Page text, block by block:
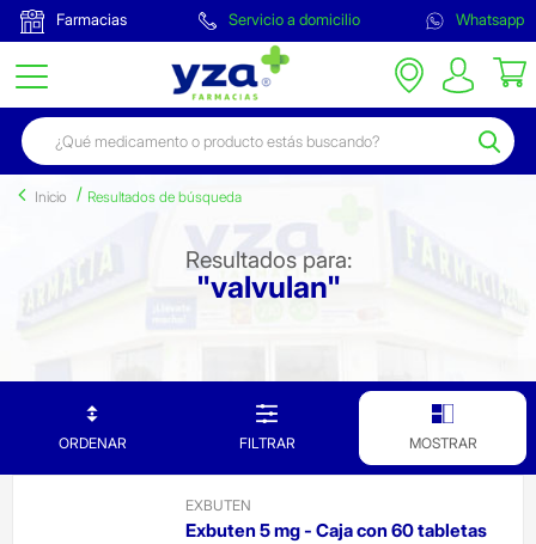
Farmacias Servicio a domicilio Whatsapp
Inicio Resultados de búsqueda
Resultados para:
"valvulan"
ORDENAR FILTRAR MOSTRAR
EXBUTEN
Exbuten 5 mg - Caja con 60 tabletas